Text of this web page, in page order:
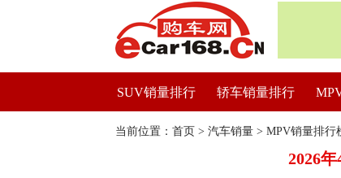
SUV销量排行 轿车销量排行
当前位置： 首页 > 汽车销量 > MPV销量排行
2026